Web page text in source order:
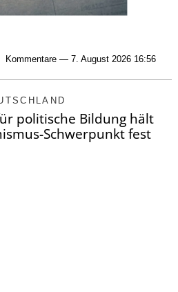
Kommentare — 7. August 2026 16:56
politische Bildung hält
Schwerpunkt fest